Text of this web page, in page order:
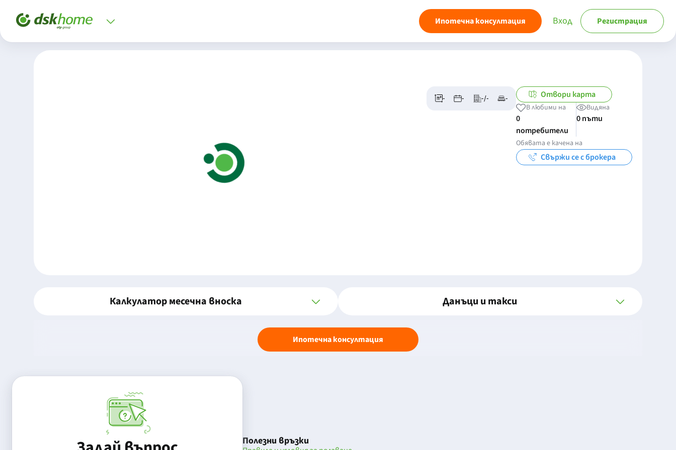
Ипотечна консултация Вход Регистрация
- - -/- - Отвори карта
В любими на
0
потребители
Видяна
0 пъти
Обявата е качена на
Свържи се с брокера
Калкулатор месечна вноска Данъци и такси
Ипотечна консултация
Полезни връзки